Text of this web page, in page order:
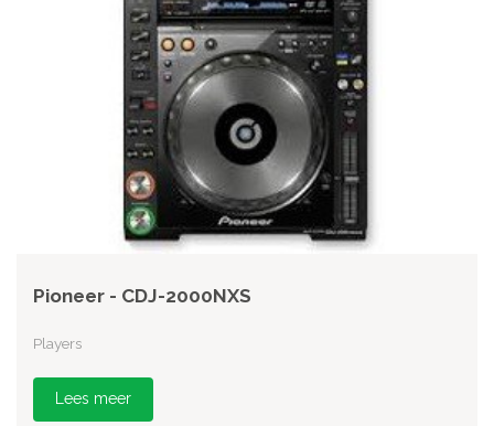
Pioneer - CDJ-2000NXS
Players
Lees meer